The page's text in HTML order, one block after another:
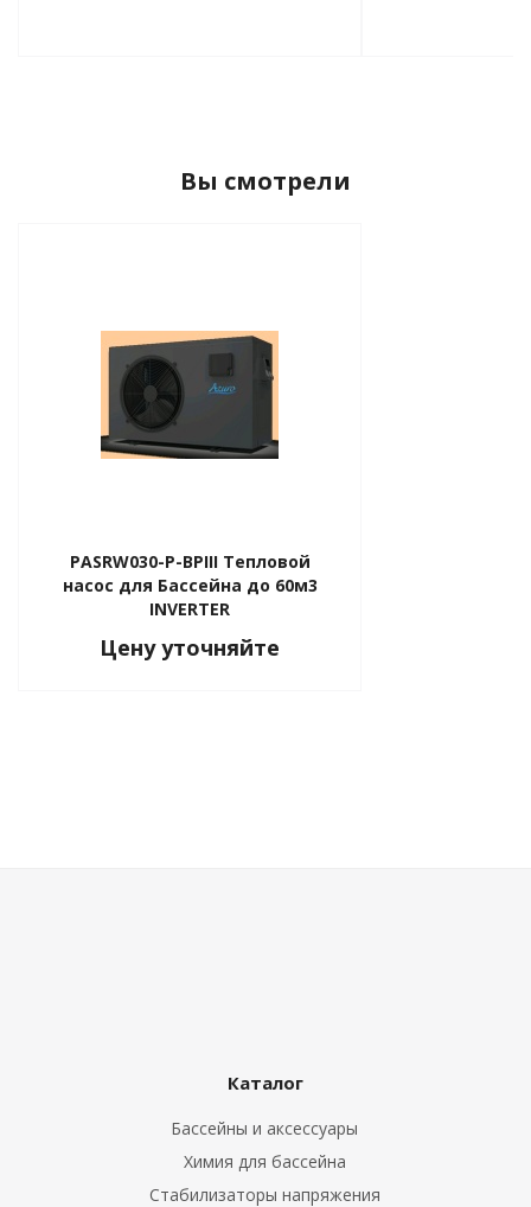
Вы смотрели
PASRW030-P-BPIII Тепловой
насос для Бассейна до 60м3
INVERTER
Цену уточняйте
Каталог
Бассейны и аксессуары
Химия для бассейна
Стабилизаторы напряжения